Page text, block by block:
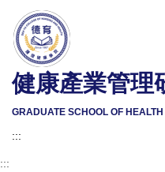
到
主
內
容
區
健康產業管理
GRADUATE SCHOOL OF
:::
:::